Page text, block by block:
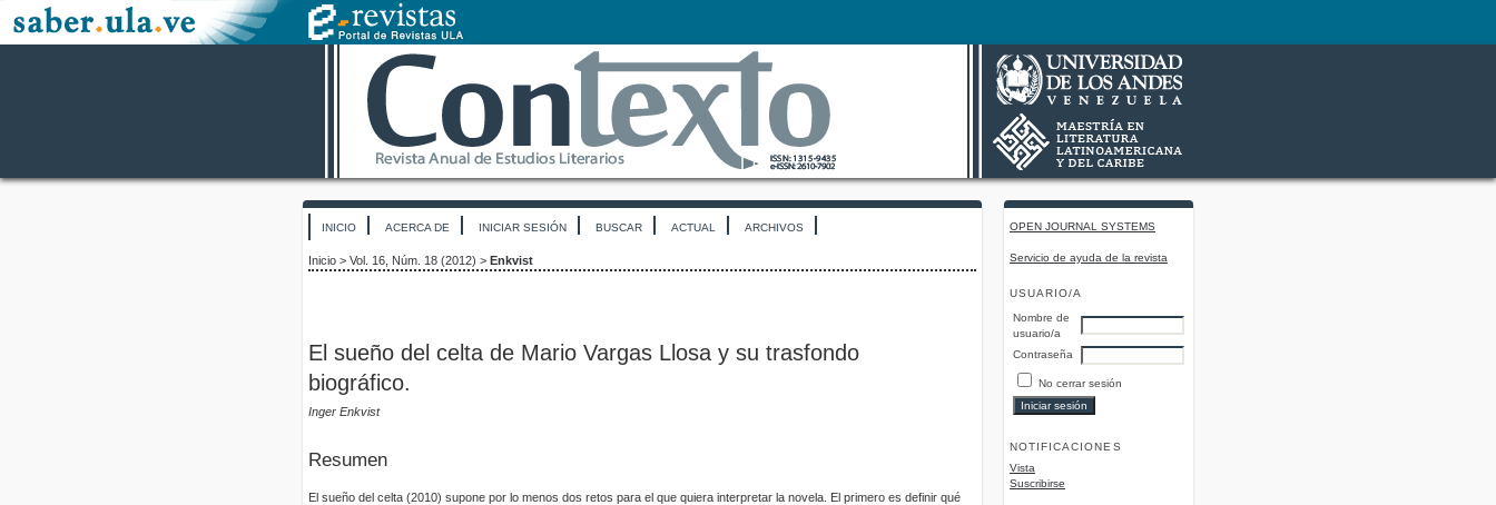
OPEN JOURNAL SYSTEMS
Servicio de ayuda de la revista
USUARIO/A
Nombre de
usuario/a
Contraseña
No cerrar sesión
NOTIFICACIONES
Vista
Suscribirse
INICIO ACERCA DE INICIAR SESIÓN BUSCAR ACTUAL ARCHIVOS
Inicio > Vol. 16, Núm. 18 (2012) > Enkvist
El sueño del celta de Mario Vargas Llosa y su trasfondo
biográfico.
Inger Enkvist
Resumen
El sueño del celta (2010) supone por lo menos dos retos para el que quiera interpretar la novela. El primero es definir qué